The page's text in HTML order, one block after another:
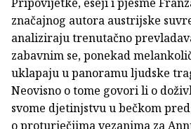
značajnog autora austrijske
analiziraju trenutačno
zabavnim se, ponekad
uklapaju u panoramu ljudske
Neovisno o tome govori li o
svome djetinjstvu u bečkom
o proturječjima vezanima za